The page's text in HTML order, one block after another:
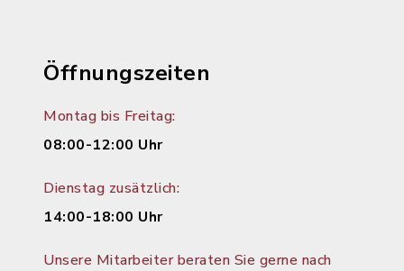
Öffnungszeiten
Montag bis Freitag:
08:00-12:00 Uhr
Dienstag zusätzlich:
14:00-18:00 Uhr
Unsere Mitarbeiter beraten Sie gerne nach